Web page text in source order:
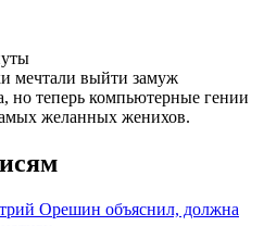
мечтали выйти замуж
но теперь компьютерные гении
желанных женихов.
Орешин объяснил, должна